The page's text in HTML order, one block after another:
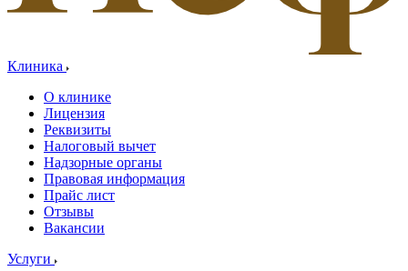
Клиника
О клинике
Лицензия
Реквизиты
Налоговый вычет
Надзорные органы
Правовая информация
Прайс лист
Отзывы
Вакансии
Услуги